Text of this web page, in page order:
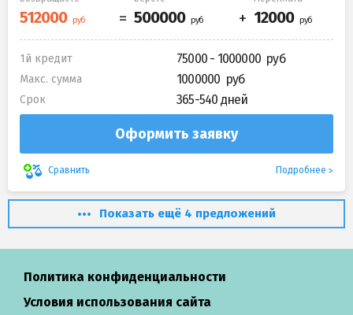
1й кредит 75000 - 1000000
Макс. сумма 1000000
Срок 365-540 дней
Оформить заявку
Сравнить Подробнее
Показать ещё 4 предложений
Политика конфиденциальности
Условия использования сайта